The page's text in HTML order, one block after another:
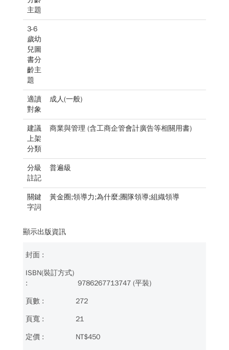
主題
3-6
歲幼
兒圖
書分
齡主
題
適讀
對象
成人(一般)
建議
上架
分類
商業與管理 (含工商企管會計廣告等相關用書)
分級
註記
普遍級
關鍵
字詞
黃金圈;領導力;為什麼;團隊領導;組織領導
顯示出版資訊
9786267713747 (平裝)
272
21
NT$450